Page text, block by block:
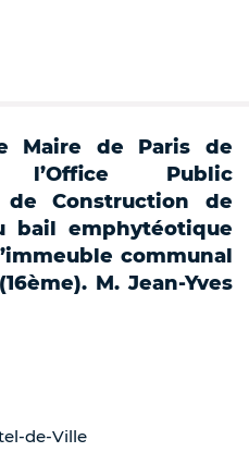
Maire de Paris de
Public
de Construction de
bail emphytéotique
communal
M. Jean-Yves
de-Ville